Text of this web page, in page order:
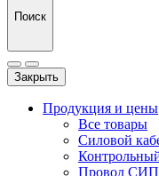
Поиск
Закрыть
Продукция и цены
Все товары
Силовой
Провод СИП